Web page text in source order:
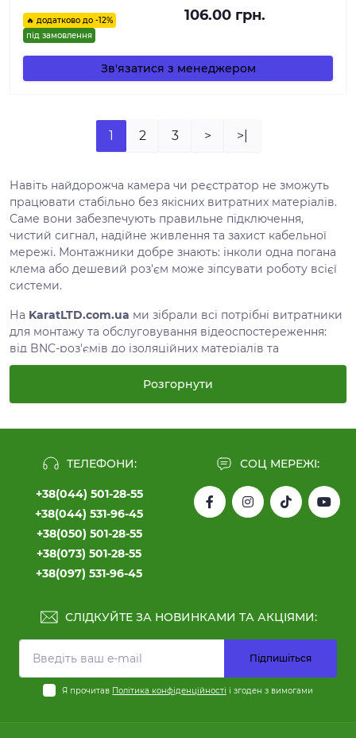
🔥 додатково до -12%
під замовлення
106.00 грн.
Зв'язатися з менеджером
1 2 3 > >|
Навіть найдорожча камера чи реєстратор не зможуть
працювати стабільно без якісних витратних матеріалів.
Саме вони забезпечують правильне підключення,
чистий сигнал, надійне живлення та захист кабельної
мережі. Монтажники добре знають: інколи одна погана
клема або дешевий роз'єм може зіпсувати роботу всієї
системи.
На KaratLTD.com.ua ми зібрали всі потрібні витратники
для монтажу та обслуговування відеоспостереження:
від BNC-роз'ємів до ізоляційних матеріалів та
монтажних боксів. Усе це - перевірені рішення, які
використовуються для побутових і професійних систем.
Роз'єми та конектори -
основа стабільного сигналу
Це найчастіші витратні матеріали, які використовують
Основні види роз'ємів:
BNC-роз'єми
аналоговий сигнал;
DC-штекери та гнізда
системах;
PoE-адаптери та перехідники
- для систем з
живленням по витій парі;
"тюльпани" та подовжувачі
- для деяких типів камер
та аксесуарів.
Розгорнути
ТЕЛЕФОНИ:
+38(044) 501-28-55
+38(044) 531-96-45
+38(050) 501-28-55
+38(073) 501-28-55
+38(097) 531-96-45
СОЦ МЕРЕЖІ:
СЛІДКУЙТЕ ЗА НОВИНКАМИ ТА АКЦІЯМИ:
Підпишіться
Я прочитав Політика конфіденційності і згоден з вимогами